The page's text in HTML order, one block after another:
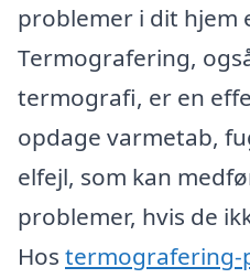
problemer i dit hjem
Termografering,
termografi, er en
opdage varmetab,
elfejl, som kan
problemer, hvis de
Hos termografering-